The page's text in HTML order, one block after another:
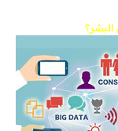
البشر؟